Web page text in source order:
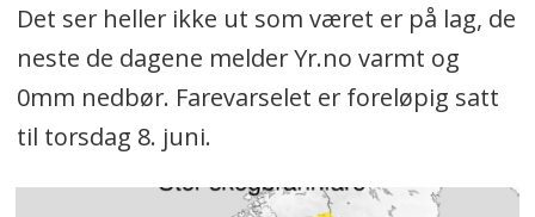
Det ser heller ikke ut som været er på lag, de
neste de dagene melder Yr.no varmt og
0mm nedbør. Farevarselet er foreløpig satt
til torsdag 8. juni.